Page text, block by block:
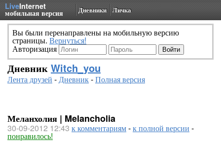
LiveInternet
мобильная версия Дневники Личка
Вы были перенаправлены на мобильную версию
страницы. Вернуться!
Авторизация
Дневник Witch_you
Лента друзей -Дневник-Полная версия
Меланхолия | Melancholia
30-09-2012 12:43 к комментариям-к полной версии -
понравилось!